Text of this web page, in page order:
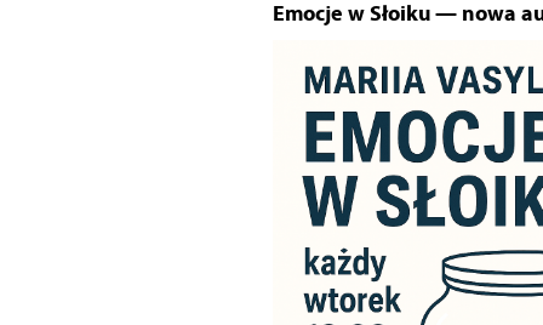
Emocje w Słoiku — nowa